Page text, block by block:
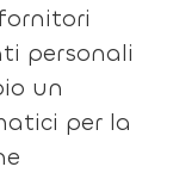
personali
un
per la